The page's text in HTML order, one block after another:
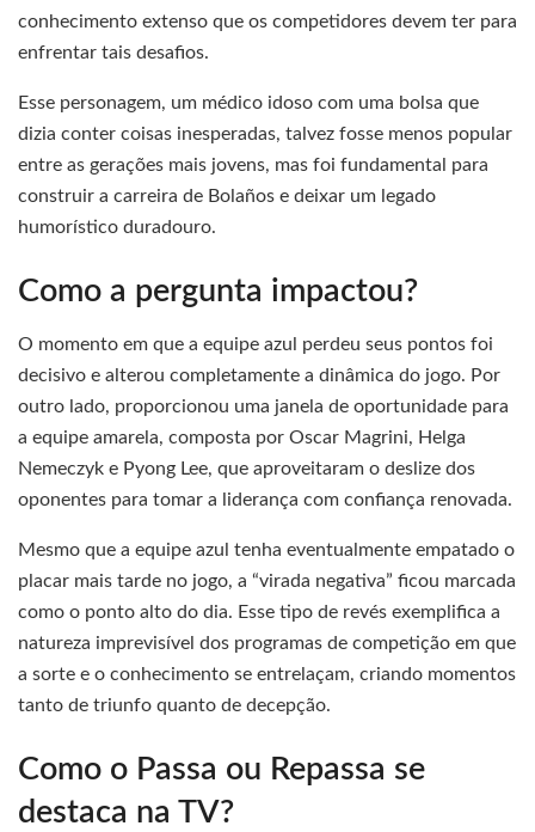
conhecimento extenso que os competidores devem ter para
enfrentar tais desafios.
Esse personagem, um médico idoso com uma bolsa que
dizia conter coisas inesperadas, talvez fosse menos popular
entre as gerações mais jovens, mas foi fundamental para
construir a carreira de Bolaños e deixar um legado
humorístico duradouro.
Como a pergunta impactou?
O momento em que a equipe azul perdeu seus pontos foi
decisivo e alterou completamente a dinâmica do jogo. Por
outro lado, proporcionou uma janela de oportunidade para
a equipe amarela, composta por Oscar Magrini, Helga
Nemeczyk e Pyong Lee, que aproveitaram o deslize dos
oponentes para tomar a liderança com confiança renovada.
Mesmo que a equipe azul tenha eventualmente empatado o
placar mais tarde no jogo, a “virada negativa” ficou marcada
como o ponto alto do dia. Esse tipo de revés exemplifica a
natureza imprevisível dos programas de competição em que
a sorte e o conhecimento se entrelaçam, criando momentos
tanto de triunfo quanto de decepção.
Como o Passa ou Repassa se
destaca na TV?